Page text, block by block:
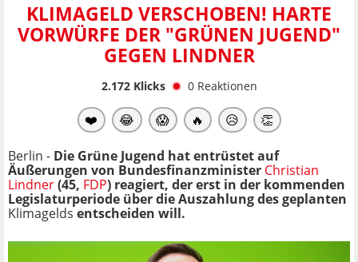
KLIMAGELD VERSCHOBEN! HARTE
VORWÜRFE DER "GRÜNEN JUGEND"
GEGEN LINDNER
2.172Klicks 0 Reaktionen
❤️ 😂 😱 🔥 😥 👏
Berlin - Die Grüne Jugend hat entrüstet auf
Äußerungen von Bundesfinanzminister Christian
Lindner(45, FDP) reagiert, der erst in der kommenden
Legislaturperiode über die Auszahlung des geplanten
Klimagelds entscheiden will.